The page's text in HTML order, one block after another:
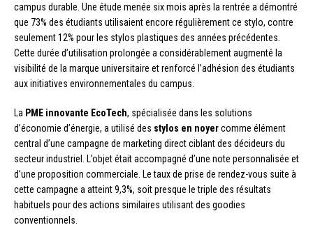
campus durable. Une étude menée six mois après la rentrée a démontré
que 73% des étudiants utilisaient encore régulièrement ce stylo, contre
seulement 12% pour les stylos plastiques des années précédentes.
Cette durée d’utilisation prolongée a considérablement augmenté la
visibilité de la marque universitaire et renforcé l’adhésion des étudiants
aux initiatives environnementales du campus.
La PME innovante EcoTech, spécialisée dans les solutions
d’économie d’énergie, a utilisé des stylos en noyercomme élément
central d’une campagne de marketing direct ciblant des décideurs du
secteur industriel. L’objet était accompagné d’une note personnalisée et
d’une proposition commerciale. Le taux de prise de rendez-vous suite à
cette campagne a atteint 9,3%, soit presque le triple des résultats
habituels pour des actions similaires utilisant des goodies
conventionnels.